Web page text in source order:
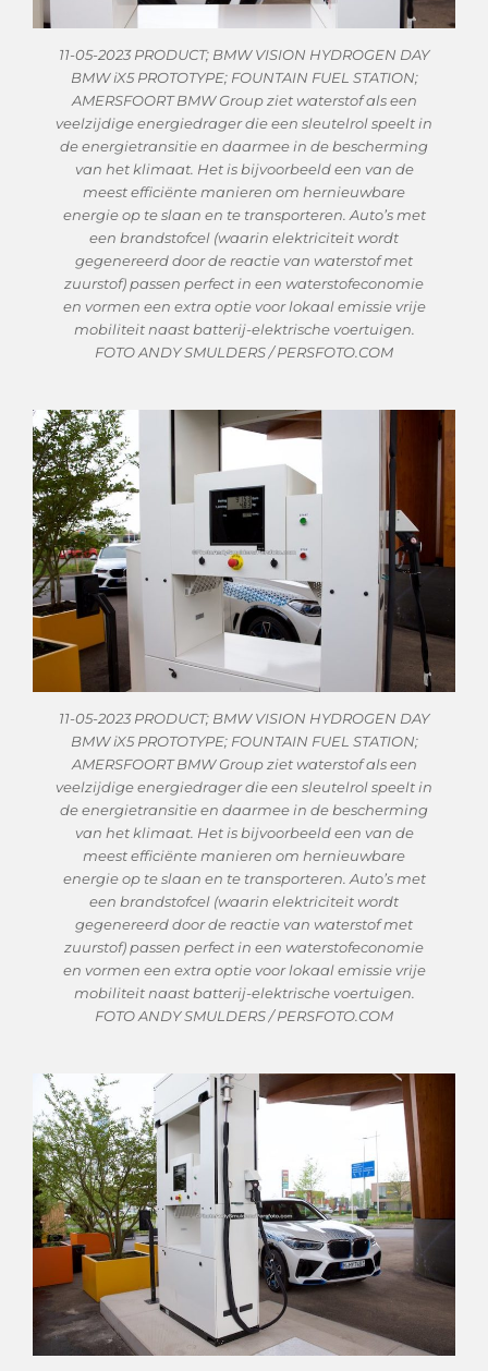
11-05-2023 PRODUCT; BMW VISION HYDROGEN DAY
BMW iX5 PROTOTYPE; FOUNTAIN FUEL STATION;
AMERSFOORT BMW Group ziet waterstof als een
veelzijdige energiedrager die een sleutelrol speelt in
de energietransitie en daarmee in de bescherming
van het klimaat. Het is bijvoorbeeld een van de
meest efficiënte manieren om hernieuwbare
energie op te slaan en te transporteren. Auto’s met
een brandstofcel (waarin elektriciteit wordt
gegenereerd door de reactie van waterstof met
zuurstof) passen perfect in een waterstofeconomie
en vormen een extra optie voor lokaal emissie vrije
mobiliteit naast batterij-elektrische voertuigen.
FOTO ANDY SMULDERS / PERSFOTO.COM
11-05-2023 PRODUCT; BMW VISION HYDROGEN DAY
BMW iX5 PROTOTYPE; FOUNTAIN FUEL STATION;
AMERSFOORT BMW Group ziet waterstof als een
veelzijdige energiedrager die een sleutelrol speelt in
de energietransitie en daarmee in de bescherming
van het klimaat. Het is bijvoorbeeld een van de
meest efficiënte manieren om hernieuwbare
energie op te slaan en te transporteren. Auto’s met
een brandstofcel (waarin elektriciteit wordt
gegenereerd door de reactie van waterstof met
zuurstof) passen perfect in een waterstofeconomie
en vormen een extra optie voor lokaal emissie vrije
mobiliteit naast batterij-elektrische voertuigen.
FOTO ANDY SMULDERS / PERSFOTO.COM